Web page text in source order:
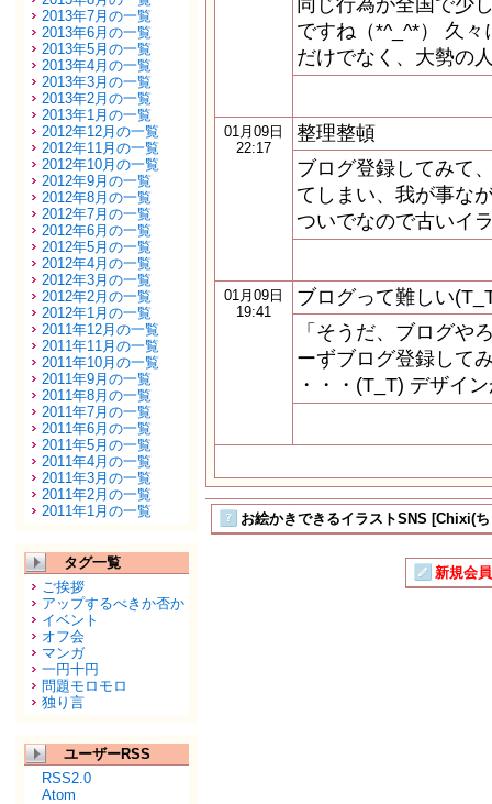
2013年7月の一覧
2013年6月の一覧
2013年5月の一覧
2013年4月の一覧
2013年3月の一覧
2013年2月の一覧
2013年1月の一覧
2012年12月の一覧
2012年11月の一覧
2012年10月の一覧
2012年9月の一覧
2012年8月の一覧
2012年7月の一覧
2012年6月の一覧
2012年5月の一覧
2012年4月の一覧
2012年3月の一覧
2012年2月の一覧
2012年1月の一覧
2011年12月の一覧
2011年11月の一覧
2011年10月の一覧
2011年9月の一覧
2011年8月の一覧
2011年7月の一覧
2011年6月の一覧
2011年5月の一覧
2011年4月の一覧
2011年3月の一覧
2011年2月の一覧
2011年1月の一覧
タグ一覧
ご挨拶
アップするべきか否か
イベント
オフ会
マンガ
一円十円
問題モロモロ
独り言
ユーザーRSS
RSS2.0
Atom
同じ行為が全国で少
ですね（*^_^*） 久
だけでなく、大勢の
01月09日
22:17
整理整頓
ブログ登録してみて
てしまい、我が事な
ついでなので古いイ
01月09日
19:41
ブログって難しい
「そうだ、ブログや
ーずブログ登録して
・・・(T_T) デザイ
お絵かきできるイラストSNS [Chixi(
新規会